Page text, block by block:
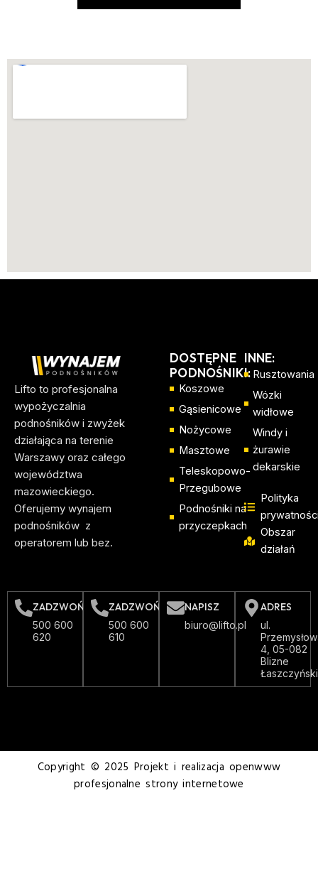
Lifto to profesjonalna
wypożyczalnia
podnośników i zwyżek
działająca na terenie
Warszawy oraz całego
województwa
mazowieckiego.
Oferujemy wynajem
podnośników z
operatorem lub bez.
DOSTĘPNE
PODNOŚNIKI:
Koszowe
Gąsienicowe
Nożycowe
Masztowe
Teleskopowo-
Przegubowe
Podnośniki na
przyczepkach
INNE:
Rusztowania
Wózki
widłowe
Windy i
żurawie
dekarskie
Polityka
Obszar
działań
ZADZWOŃ
500 600
620
ZADZWOŃ
500 600
610
NAPISZ
biuro@lifto.pl
ADRES
ul.
4, 05-082
Blizne
Copyright © 2025 Projekt i realizacja openwww
profesjonalne strony internetowe